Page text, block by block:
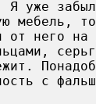
Я уже
мебель,
от него
с